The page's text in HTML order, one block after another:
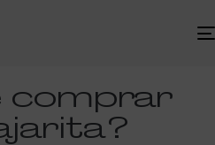
comprar
?